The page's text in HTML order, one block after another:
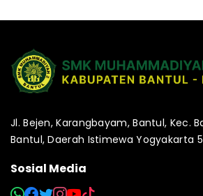
Jl. Bejen, Karangbayam, Bantul, Kec.
Bantul, Daerah Istimewa Yogyakarta
Sosial Media